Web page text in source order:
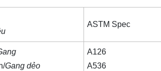
ASTM Spec
Gang dẻo
A126
A536